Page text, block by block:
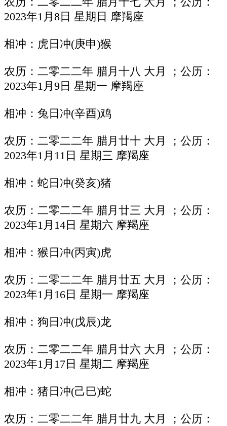
2023年1月8日 星期日 摩羯座
相冲：虎日冲(庚申)猴
农历：二零二二年 腊月十八 大月 ；公历：
2023年1月9日 星期一 摩羯座
相冲：兔日冲(辛酉)鸡
农历：二零二二年 腊月廿十 大月 ；公历：
2023年1月11日 星期三 摩羯座
相冲：蛇日冲(癸亥)猪
农历：二零二二年 腊月廿三 大月 ；公历：
2023年1月14日 星期六 摩羯座
相冲：猴日冲(丙寅)虎
农历：二零二二年 腊月廿五 大月 ；公历：
2023年1月16日 星期一 摩羯座
相冲：狗日冲(戊辰)龙
农历：二零二二年 腊月廿六 大月 ；公历：
2023年1月17日 星期二 摩羯座
相冲：猪日冲(己巳)蛇
农历：二零二二年 腊月廿九 大月 ；公历：